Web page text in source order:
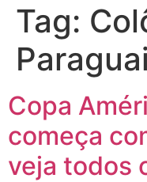
Tag:
Paraguai
Copa
começa
veja todos